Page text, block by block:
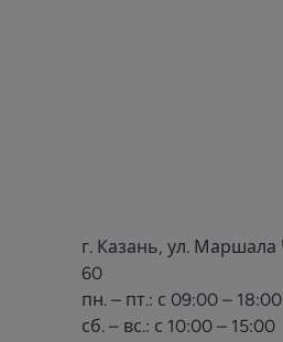
г. Казань, ул. Маршала
60
пн. – пт.: с 09:00 – 18:00
сб. – вс.: с 10:00 – 15:00